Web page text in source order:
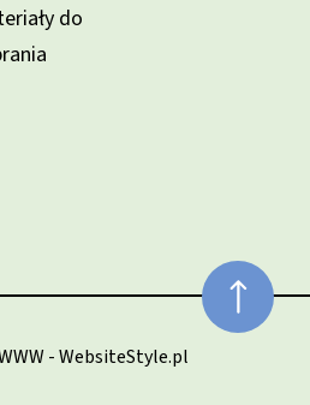
do
- WebsiteStyle.pl